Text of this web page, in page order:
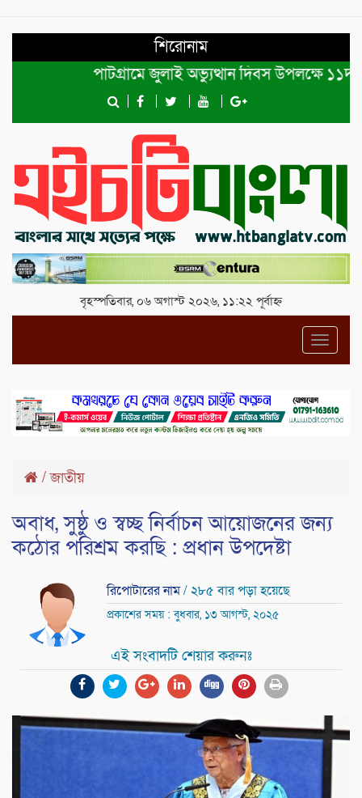
শিরোনাম
পাটগ্রামে জুলাই অভ্যুত্থান দিবস উপলক্ষে ১১দলীয়
বৃহস্পতিবার, ০৬ অগাস্ট ২০২৬, ১১:২২ পূর্বাহ্ন
/জাতীয়
অবাধ, সুষ্ঠু ও স্বচ্ছ নির্বাচন আয়োজনের জন্য
কঠোর পরিশ্রম করছি : প্রধান উপদেষ্টা
রিপোটারের নাম/ ২৮৫ বার পড়া হয়েছে
প্রকাশের সময় : বুধবার, ১৩ আগস্ট, ২০২৫
এই সংবাদটি শেয়ার করুনঃ